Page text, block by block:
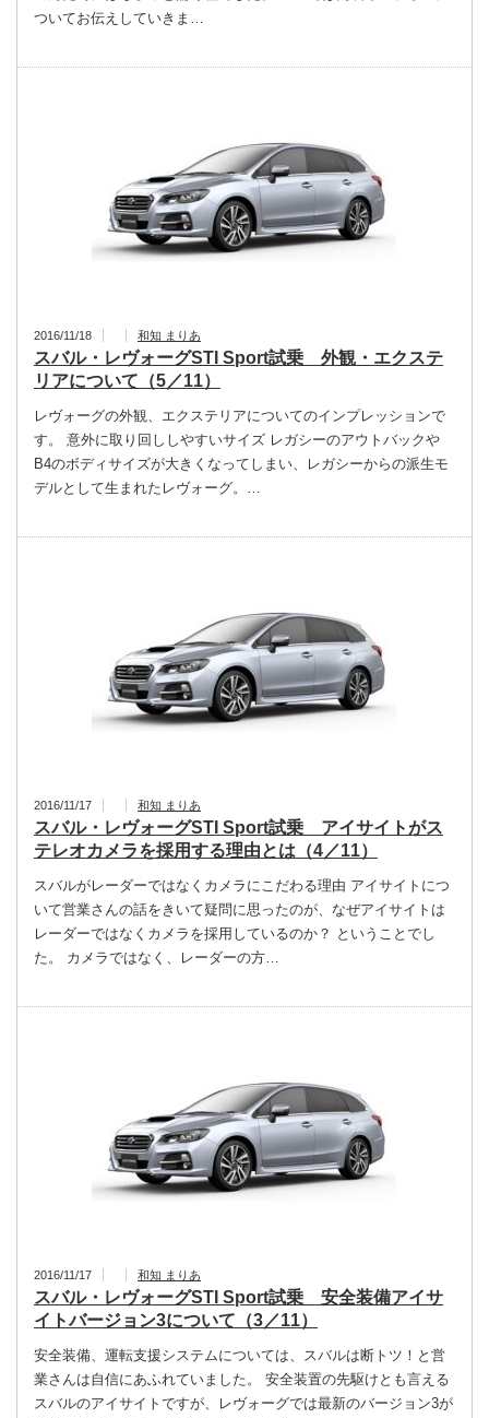
ついてお伝えしていきま…
2016/11/18 和知 まりあ
スバル・レヴォーグSTI Sport試乗 外観・エクステ
リアについて（5／11）
レヴォーグの外観、エクステリアについてのインプレッションで
す。 意外に取り回ししやすいサイズ レガシーのアウトバックや
B4のボディサイズが大きくなってしまい、レガシーからの派生モ
デルとして生まれたレヴォーグ。…
2016/11/17 和知 まりあ
スバル・レヴォーグSTI Sport試乗 アイサイトがス
テレオカメラを採用する理由とは（4／11）
スバルがレーダーではなくカメラにこだわる理由 アイサイトにつ
いて営業さんの話をきいて疑問に思ったのが、なぜアイサイトは
レーダーではなくカメラを採用しているのか？ ということでし
た。 カメラではなく、レーダーの方…
2016/11/17 和知 まりあ
スバル・レヴォーグSTI Sport試乗 安全装備アイサ
イトバージョン3について（3／11）
安全装備、運転支援システムについては、スバルは断トツ！と営
業さんは自信にあふれていました。 安全装置の先駆けとも言える
スバルのアイサイトですが、レヴォーグでは最新のバージョン3が